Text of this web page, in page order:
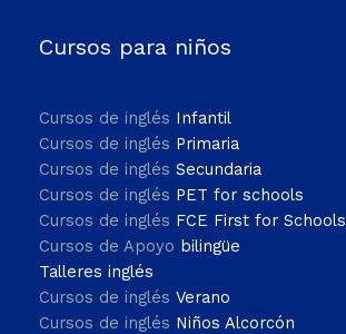
Cursos para niños
Cursos de inglés Infantil
Cursos de inglés Primaria
Cursos de inglés Secundaria
Cursos de inglés PET for schools
Cursos de inglés FCE First for Schools
Cursos de Apoyo bilingüe
Talleres inglés
Cursos de inglés Verano
Cursos de inglés Niños Alcorcón